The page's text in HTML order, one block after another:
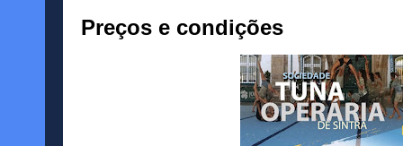
Preços e condições